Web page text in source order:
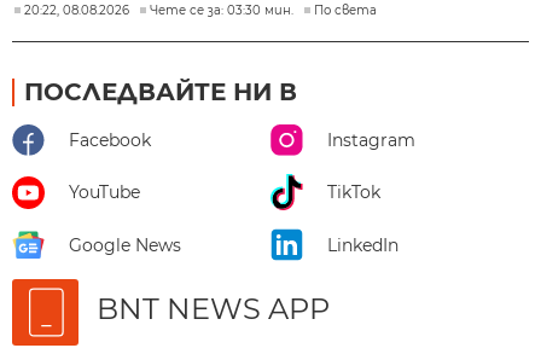
20:22, 08.08.2026 Чете се за: 03:30 мин. По света
ПОСЛЕДВАЙТЕ НИ В
Facebook Instagram
YouTube TikTok
Google News LinkedIn
BNT NEWS APP